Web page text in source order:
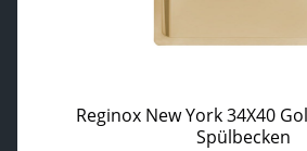
Reginox New York 34X40
Spülbecken